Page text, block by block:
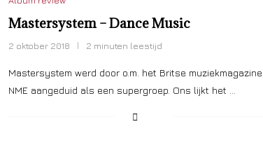
Mastersystem – Dance Music
2 oktober 2018 2 minuten leestijd
Mastersystem werd door o.m. het Britse muziekmagazine
NME aangeduid als een supergroep. Ons lijkt het …